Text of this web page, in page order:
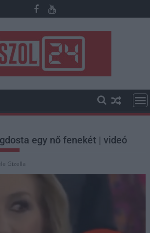
egy nő fenekét | videó
Gizella